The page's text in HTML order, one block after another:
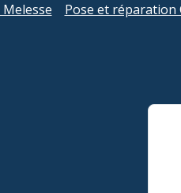
Pose et réparation